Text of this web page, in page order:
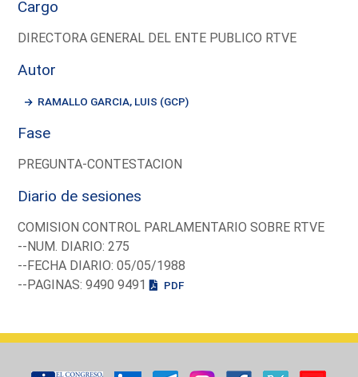
Cargo
DIRECTORA GENERAL DEL ENTE PUBLICO RTVE
Autor
RAMALLO GARCIA, LUIS (GCP)
Fase
PREGUNTA-CONTESTACION
Diario de sesiones
COMISION CONTROL PARLAMENTARIO SOBRE RTVE
--NUM. DIARIO: 275
--FECHA DIARIO: 05/05/1988
--PAGINAS: 9490 9491
PDF